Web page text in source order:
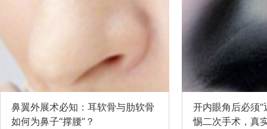
鼻翼外展术必知：耳软骨与肋软骨
如何为鼻子“撑腰”？
开内眼角后必须
惕二次手术，真